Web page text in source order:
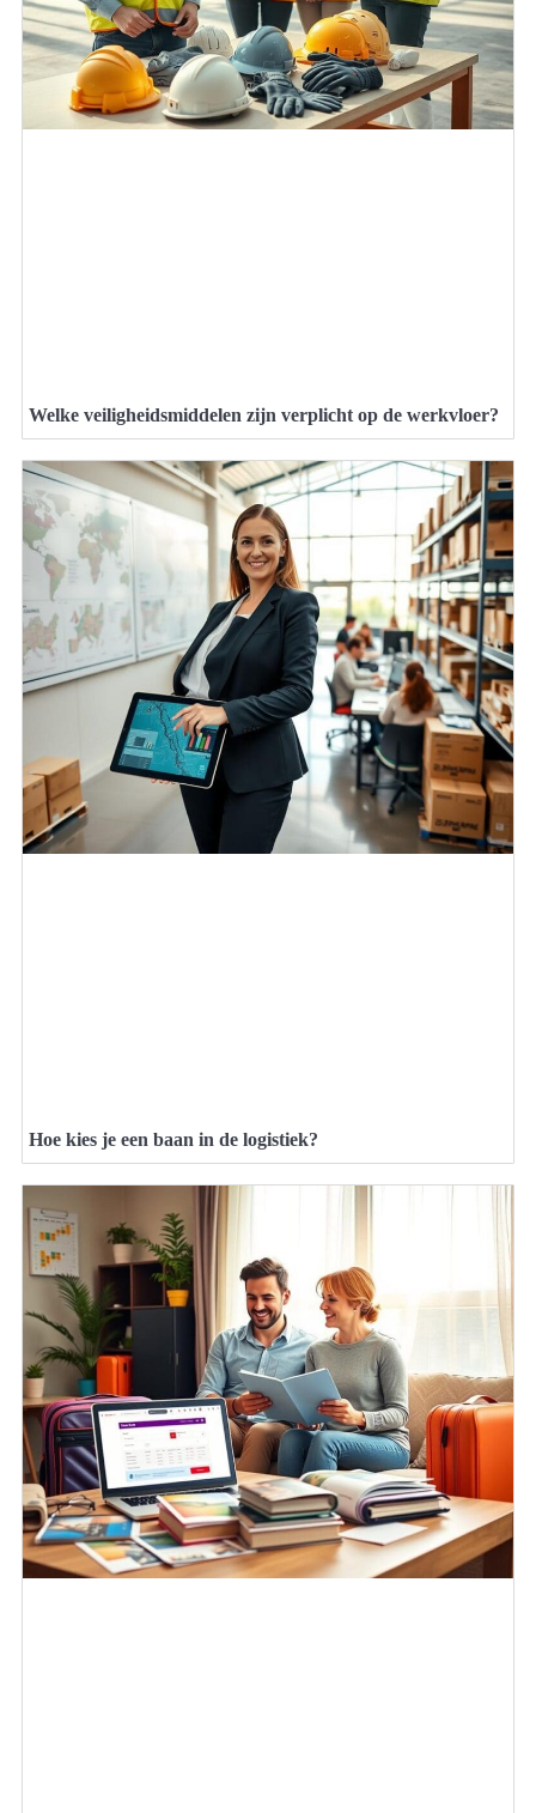
Welke veiligheidsmiddelen zijn verplicht op de werkvloer?
Hoe kies je een baan in de logistiek?